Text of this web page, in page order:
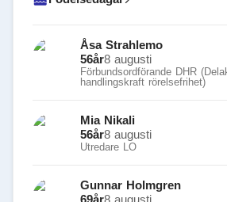
Åsa Strahlemo
56år8 augusti
Förbundsordförande DHR
handlingskraft rörelsefrihet)
Mia Nikali
56år8 augusti
Utredare LO
Gunnar Holmgren
69år8 augusti